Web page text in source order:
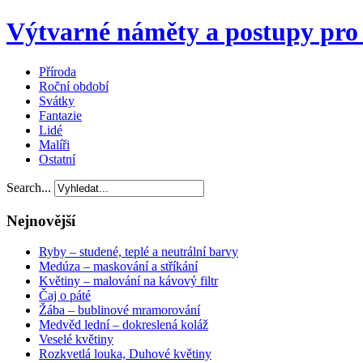
Výtvarné náměty a postupy
Příroda
Roční období
Svátky
Fantazie
Lidé
Malíři
Ostatní
Search...
Nejnovější
Ryby – studené, teplé a neutrální barvy
Medúza – maskování a stříkání
Květiny – malování na kávový filtr
Čaj o páté
Žába – bublinové mramorování
Medvěd lední – dokreslená koláž
Veselé květiny
Rozkvetlá louka, Duhové květiny